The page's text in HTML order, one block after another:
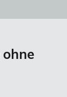
ohne